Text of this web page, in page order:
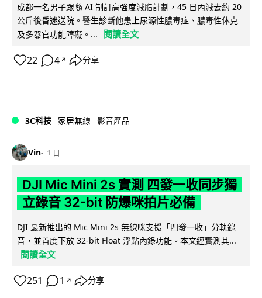
成都一名男子跟隨 AI 制訂高強度減脂計劃，45 日內減去約 20
公斤後昏迷送院。醫生診斷他患上尿源性膿毒症、膿毒性休克
及多器官功能障礙。...
閱讀全文
22 4 ↗ 分享
3C科技 家居無線 影音產品
Vin 1 日
DJI Mic Mini 2s 實測 四發一收同步獨
立錄音 32-bit 防爆咪拍片必備
DJI 最新推出的 Mic Mini 2s 無線咪支援「四發一收」分軌錄
音，並首度下放 32-bit Float 浮點內錄功能。本文經實測其...
閱讀全文
251 1 ↗ 分享